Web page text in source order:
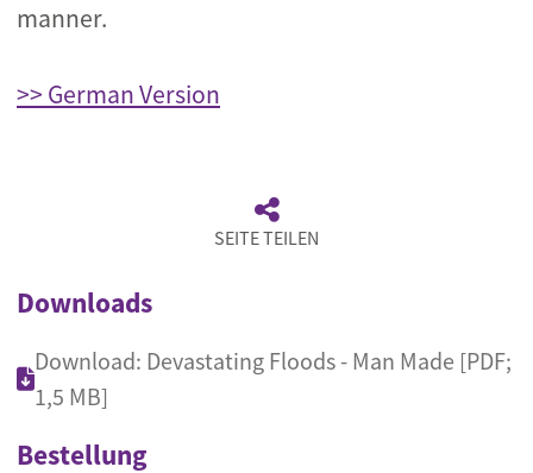
manner.
>> German Version
SEITE TEILEN
Downloads
Download: Devastating Floods - Man Made [PDF;
1,5 MB]
Bestellung